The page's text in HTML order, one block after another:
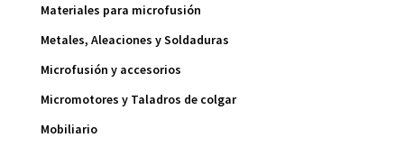
Materiales para microfusión
Metales, Aleaciones y Soldaduras
Microfusión y accesorios
Micromotores y Taladros de colgar
Mobiliario